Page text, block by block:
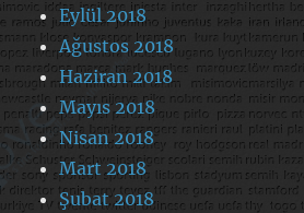
Eylül 2018
Ağustos 2018
Haziran 2018
Mayıs 2018
Nisan 2018
Mart 2018
Şubat 2018